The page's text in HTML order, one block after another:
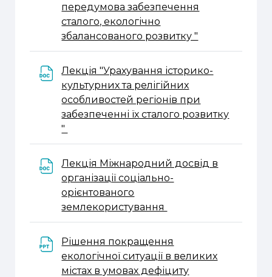
передумова забезпечення
сталого, екологічно
збалансованого розвитку "
Лекція "Урахування історико-
культурних та релігійних
особливостей регіонів при
забезпеченні їх сталого розвитку
"
Лекція Міжнародний досвід в
організації соціально-
орієнтованого
землекористування
Рішення покращення
екологічної ситуації в великих
містах в умовах дефіциту